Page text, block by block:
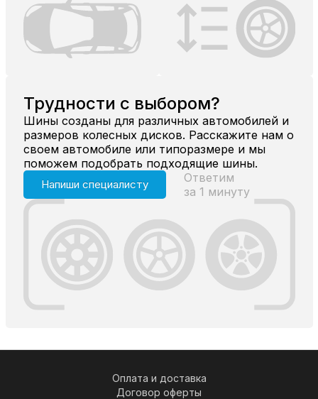
Трудности с выбором?
Шины созданы для различных автомобилей и
размеров колесных дисков. Расскажите нам о
своем автомобиле или типоразмере и мы
поможем подобрать подходящие шины.
Напиши специалисту
Ответим
за 1 минуту
Оплата и доставка
Договор оферты